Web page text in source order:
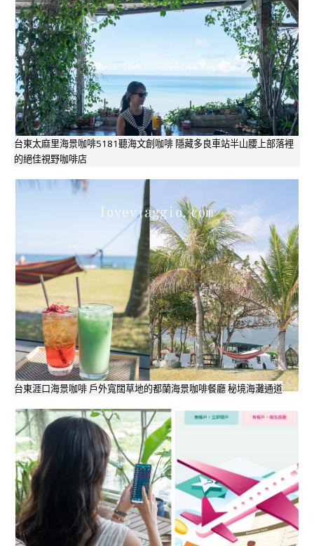
台東太麻里海景咖啡5181聽海文創咖啡 隱藏多良車站半山腰上部落裡
的絕佳視野咖啡店
台東涯口海景咖啡 戶外寬闊草地的都蘭海景咖啡餐廳 秘境海灘通道